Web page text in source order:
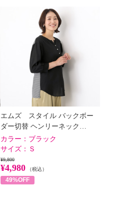
エムズ スタイル バックボー
ダー切替 ヘンリーネック…
カラー： ブラック
サイズ： Ｓ
¥9,800
¥4,980 （税込）
49%OFF